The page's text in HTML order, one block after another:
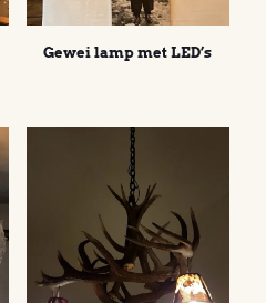
Gewei lamp met LED’s